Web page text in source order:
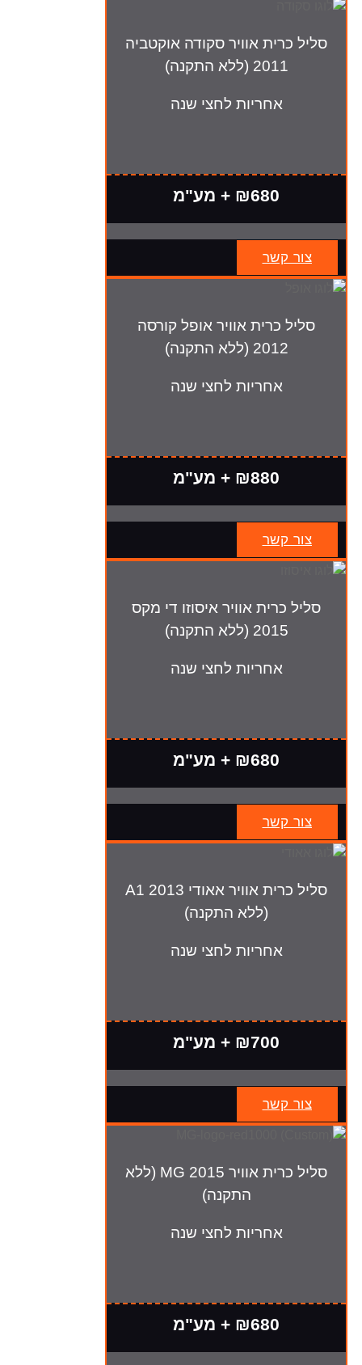
סליל כרית אוויר סקודה אוקטביה
2011 (ללא התקנה)
אחריות לחצי שנה
₪680 + מע"מ
צור קשר
סליל כרית אוויר אופל קורסה
2012 (ללא התקנה)
אחריות לחצי שנה
₪880 + מע"מ
צור קשר
סליל כרית אוויר איסוזו די מקס
2015 (ללא התקנה)
אחריות לחצי שנה
₪680 + מע"מ
צור קשר
סליל כרית אוויר אאודי A1 2013
(ללא התקנה)
אחריות לחצי שנה
₪700 + מע"מ
צור קשר
סליל כרית אוויר MG 2015 (ללא
התקנה)
אחריות לחצי שנה
₪680 + מע"מ